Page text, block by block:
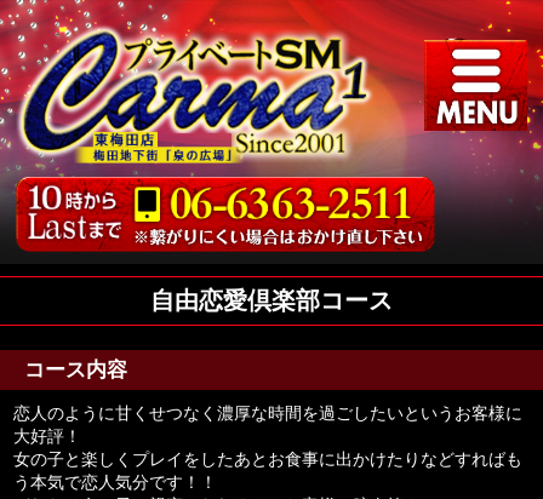
自由恋愛倶楽部コース
コース内容
恋人のように甘くせつなく濃厚な時間を過ごしたいというお客様に
大好評！
女の子と楽しくプレイをしたあとお食事に出かけたりなどすればも
う本気で恋人気分です！！